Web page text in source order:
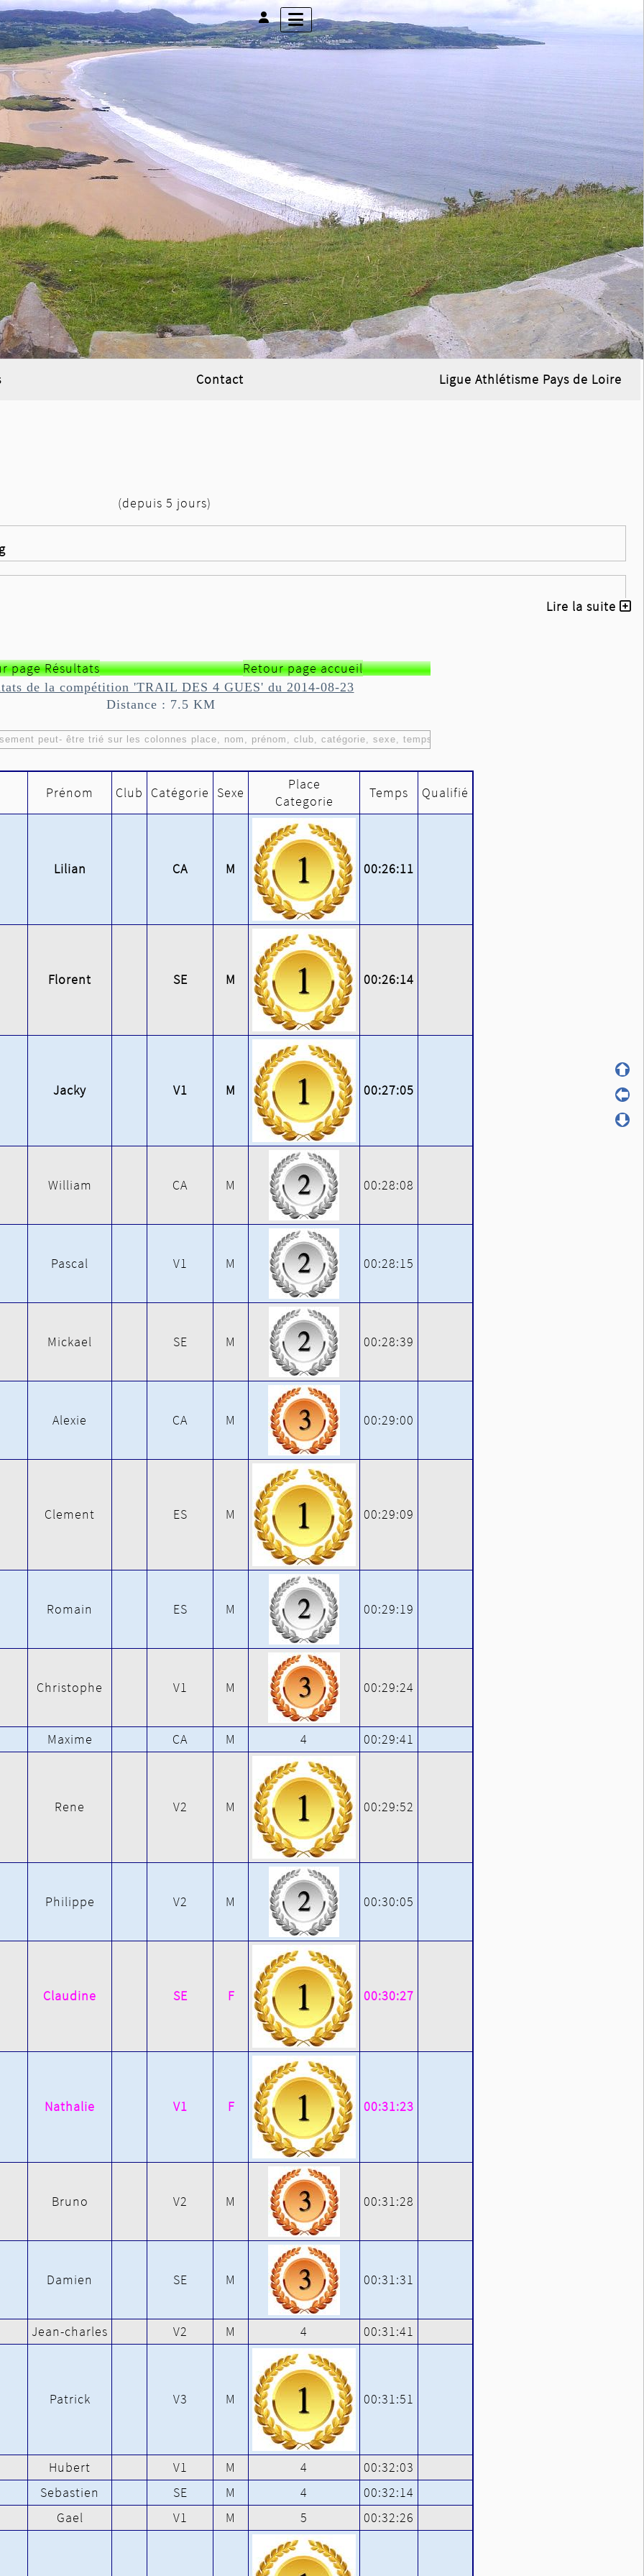
Contact Ligue Athlétisme Pays de Loire
(depuis 5 jours)
après 8 épreuves sur 8
Lire la suite
page Résultats Retour page accueil
de la compétition 'TRAIL DES 4 GUES' du 2014-08-23
Distance : 7.5 KM
peut- être trié sur les colonnes place, nom, prénom, club, catégorie, sexe, temps.
Prénom Club Catégorie Sexe
Place
Categorie
Temps Qualifié
Lilian CA M 00:26:11
Florent SE M 00:26:14
Jacky V1 M 00:27:05
William CA M 00:28:08
Pascal V1 M 00:28:15
Mickael SE M 00:28:39
Alexie CA M 00:29:00
Clement ES M 00:29:09
Romain ES M 00:29:19
Christophe V1 M 00:29:24
Maxime CA M 4 00:29:41
Rene V2 M 00:29:52
Philippe V2 M 00:30:05
Claudine SE F 00:30:27
Nathalie V1 F 00:31:23
Bruno V2 M 00:31:28
Damien SE M 00:31:31
Jean-charles V2 M 4 00:31:41
Patrick V3 M 00:31:51
Hubert V1 M 4
00:32:03
Sebastien SE M 4
00:32:14
Gael V1 M 5 00:32:26